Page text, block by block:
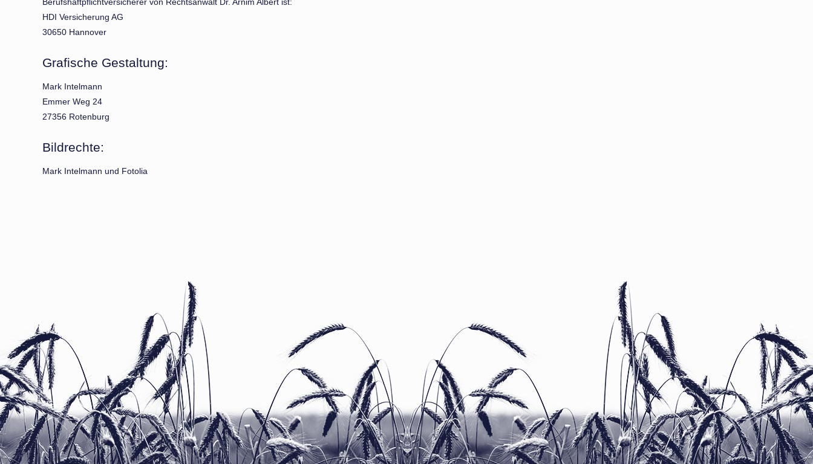
HDI Versicherung AG
30650 Hannover
Grafische Gestaltung:
Mark Intelmann
Emmer Weg 24
27356 Rotenburg
Bildrechte:
Mark Intelmann und Fotolia